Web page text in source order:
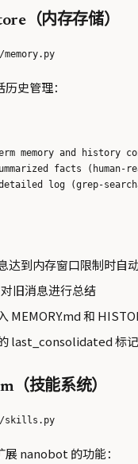
（内存存储）
史管理：
memory and history
facts (human-
log (grep-
达到内存窗口限制时自
旧消息进行总结
MEMORY.md 和
last_consolidated 标记
（技能系统）
skills.py
nanobot 的功能：